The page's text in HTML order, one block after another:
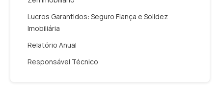
Lucros Garantidos: Seguro Fiança e Solidez
Imobiliária
Relatório Anual
Responsável Técnico